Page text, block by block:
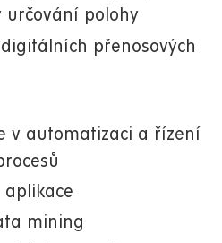
určování polohy
přenosových
v automatizaci a řízení
mining